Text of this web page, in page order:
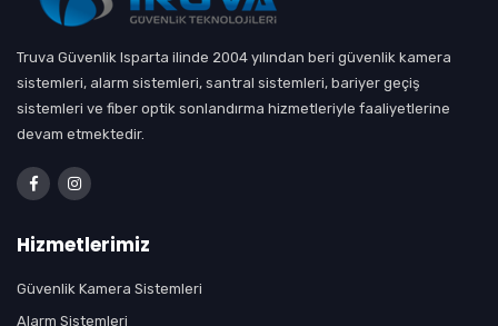
Truva Güvenlik Isparta ilinde 2004 yılından beri güvenlik kamera
sistemleri, alarm sistemleri, santral sistemleri, bariyer geçiş
sistemleri ve fiber optik sonlandırma hizmetleriyle faaliyetlerine
devam etmektedir.
Hizmetlerimiz
Güvenlik Kamera Sistemleri
Alarm Sistemleri